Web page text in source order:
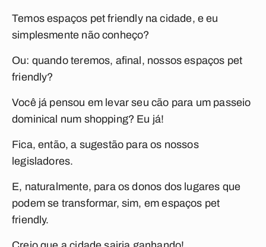
Temos espaços pet friendlyna cidade, e eu
simplesmente não conheço?
Ou: quando teremos, afinal, nossos espaços pet
friendly?
Você já pensou em levar seu cão para um passeio
dominical num shopping? Eu já!
Fica, então, a sugestão para os nossos
legisladores.
E, naturalmente, para os donos dos lugares que
podem se transformar, sim, em espaços pet
friendly.